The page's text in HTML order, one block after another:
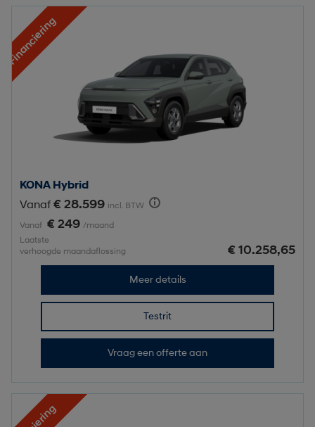
Financiering
KONA Hybrid
Vanaf € 28.599 incl. BTW
Vanaf € 249 /maand
Laatste
verhoogde maandaflossing
€ 10.258,65
Meer details
Testrit
Vraag een offerte aan